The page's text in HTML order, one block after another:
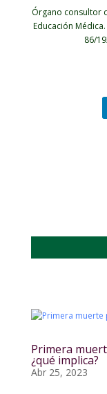
Órgano consultor
Educación Médica.
86/
Primera
¿qué implica?
Abr 25, 2023